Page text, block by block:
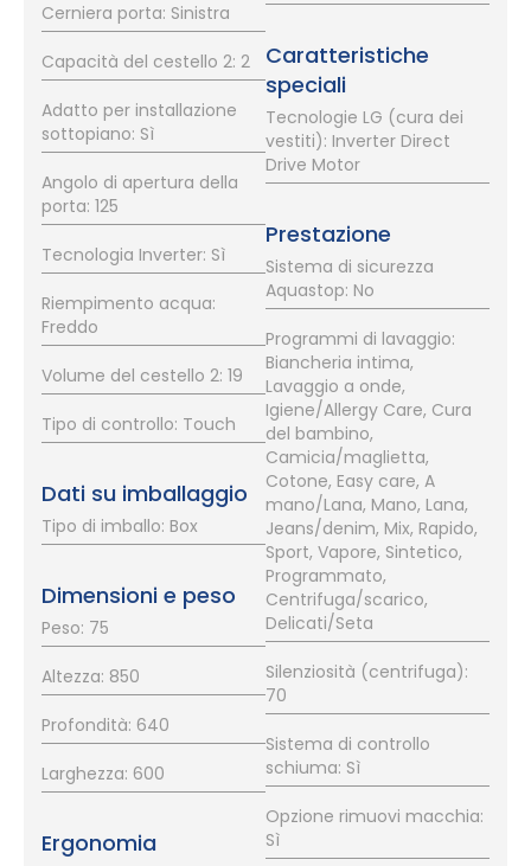
Cerniera porta: Sinistra
Capacità del cestello 2: 2
Adatto per installazione
sottopiano: Sì
Angolo di apertura della
porta: 125
Tecnologia Inverter: Sì
Riempimento acqua:
Freddo
Volume del cestello 2: 19
Tipo di controllo: Touch
Dati su imballaggio
Tipo di imballo: Box
Dimensioni e peso
Peso: 75
Altezza: 850
Profondità: 640
Larghezza: 600
Ergonomia
Caratteristiche
speciali
Tecnologie LG (cura dei
vestiti): Inverter Direct
Drive Motor
Prestazione
Sistema di sicurezza
Aquastop: No
Programmi di lavaggio:
Biancheria intima,
Lavaggio a onde,
Igiene/Allergy Care, Cura
del bambino,
Camicia/maglietta,
Cotone, Easy care, A
mano/Lana, Mano, Lana,
Jeans/denim, Mix, Rapido,
Sport, Vapore, Sintetico,
Programmato,
Centrifuga/scarico,
Delicati/Seta
Silenziosità (centrifuga):
70
Sistema di controllo
schiuma: Sì
Opzione rimuovi macchia:
Sì